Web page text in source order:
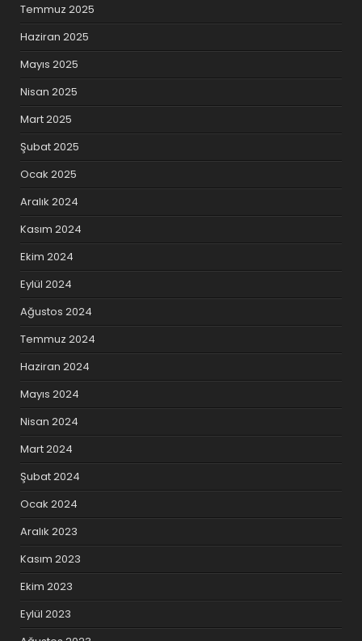
Temmuz 2025
Haziran 2025
Mayıs 2025
Nisan 2025
Mart 2025
Şubat 2025
Ocak 2025
Aralık 2024
Kasım 2024
Ekim 2024
Eylül 2024
Ağustos 2024
Temmuz 2024
Haziran 2024
Mayıs 2024
Nisan 2024
Mart 2024
Şubat 2024
Ocak 2024
Aralık 2023
Kasım 2023
Ekim 2023
Eylül 2023